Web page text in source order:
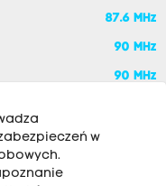
87.6 MHz
90 MHz
90 MHz
w